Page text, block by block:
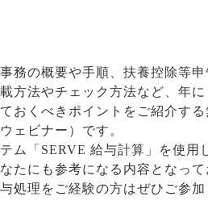
務の概要や手順、扶養控除等
方法やチェック方法など、年
おくべきポイントをご紹介す
ェビナー）です。
ム「SERVE 給与計算」を使用
たにも参考になる内容となっ
処理をご経験の方はぜひご参